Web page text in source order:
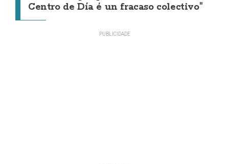
Centro de Día é un fracaso colectivo"